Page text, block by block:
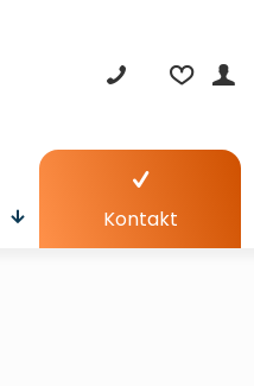
Kontakt